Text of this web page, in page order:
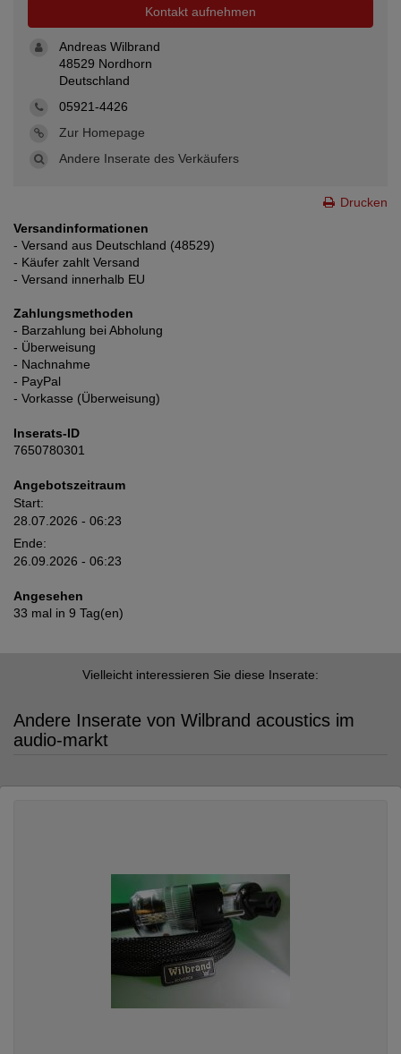
Kontakt aufnehmen
Andreas Wilbrand
48529 Nordhorn
Deutschland
05921-4426
Zur Homepage
Andere Inserate des Verkäufers
Drucken
Versandinformationen
- Versand aus Deutschland (48529)
- Käufer zahlt Versand
- Versand innerhalb EU
Zahlungsmethoden
- Barzahlung bei Abholung
- Überweisung
- Nachnahme
- PayPal
- Vorkasse (Überweisung)
Inserats-ID
7650780301
Angebotszeitraum
Start:
28.07.2026 - 06:23
Ende:
26.09.2026 - 06:23
Angesehen
33 mal in 9 Tag(en)
Vielleicht interessieren Sie diese Inserate:
Andere Inserate von Wilbrand acoustics im
audio-markt